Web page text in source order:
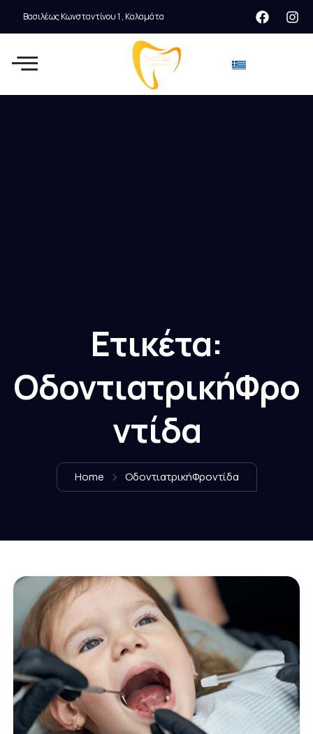
Βασιλέως Κωνσταντίνου 1 , Καλαμάτα
Ετικέτα:
ΟδοντιατρικήΦρο
ντίδα
Home ΟδοντιατρικήΦροντίδα